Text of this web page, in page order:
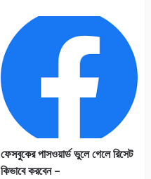
ফেসবুকের পাসওয়ার্ড ভুলে গেলে রিসেট
কিভাবে করবেন –